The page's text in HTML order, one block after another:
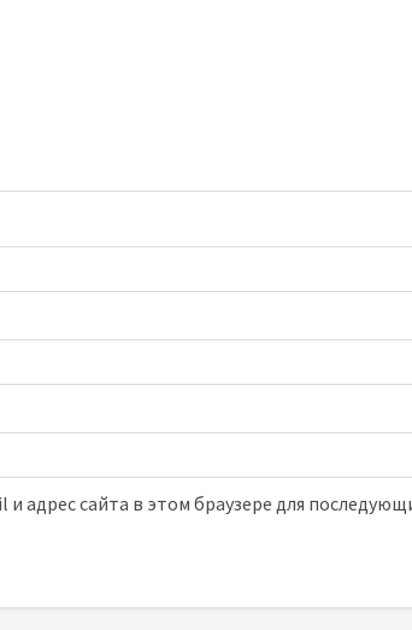
адрес сайта в этом браузере для